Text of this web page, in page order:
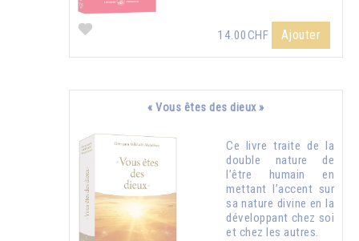
14.00CHF Ajouter
« Vous êtes des dieux »
Ce livre traite de la
double nature de
l’être humain en
mettant l’accent sur
sa nature divine en la
développant chez soi
et chez les autres.